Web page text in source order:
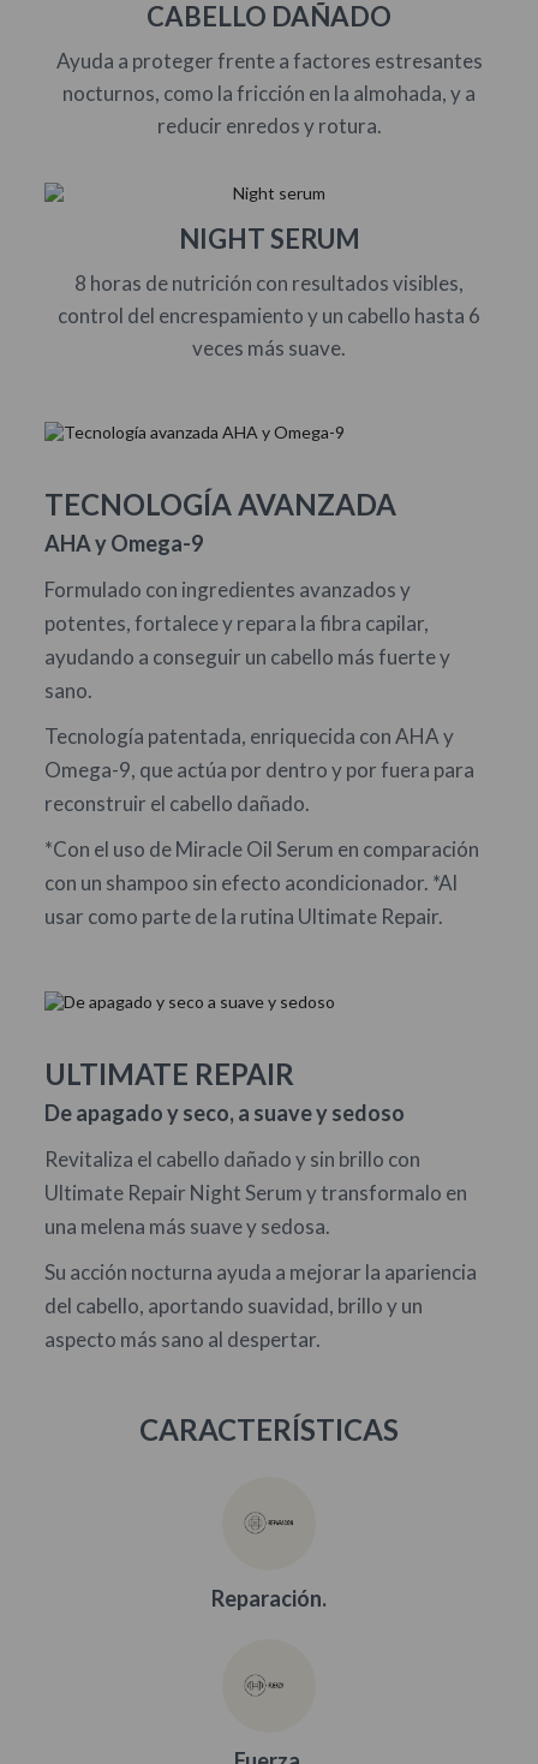
CABELLO DAÑADO
Ayuda a proteger frente a factores estresantes
nocturnos, como la fricción en la almohada, y a
reducir enredos y rotura.
NIGHT SERUM
8 horas de nutrición con resultados visibles,
control del encrespamiento y un cabello hasta 6
veces más suave.
TECNOLOGÍA AVANZADA
AHA y Omega-9
Formulado con ingredientes avanzados y
potentes, fortalece y repara la fibra capilar,
ayudando a conseguir un cabello más fuerte y
sano.
Tecnología patentada, enriquecida con AHA y
Omega-9, que actúa por dentro y por fuera para
reconstruir el cabello dañado.
*Con el uso de Miracle Oil Serum en comparación
con un shampoo sin efecto acondicionador. *Al
usar como parte de la rutina Ultimate Repair.
ULTIMATE REPAIR
De apagado y seco, a suave y sedoso
Revitaliza el cabello dañado y sin brillo con
Ultimate Repair Night Serum y transformalo en
una melena más suave y sedosa.
Su acción nocturna ayuda a mejorar la apariencia
del cabello, aportando suavidad, brillo y un
aspecto más sano al despertar.
CARACTERÍSTICAS
Reparación.